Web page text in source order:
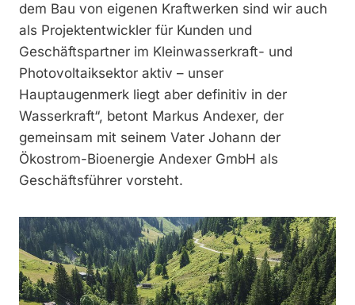
dem Bau von eigenen Kraftwerken sind wir auch
als Projektentwickler für Kunden und
Geschäftspartner im Kleinwasserkraft- und
Photovoltaiksektor aktiv – unser
Hauptaugenmerk liegt aber definitiv in der
Wasserkraft“, betont Markus Andexer, der
gemeinsam mit seinem Vater Johann der
Ökostrom-Bioenergie Andexer GmbH als
Geschäftsführer vorsteht.